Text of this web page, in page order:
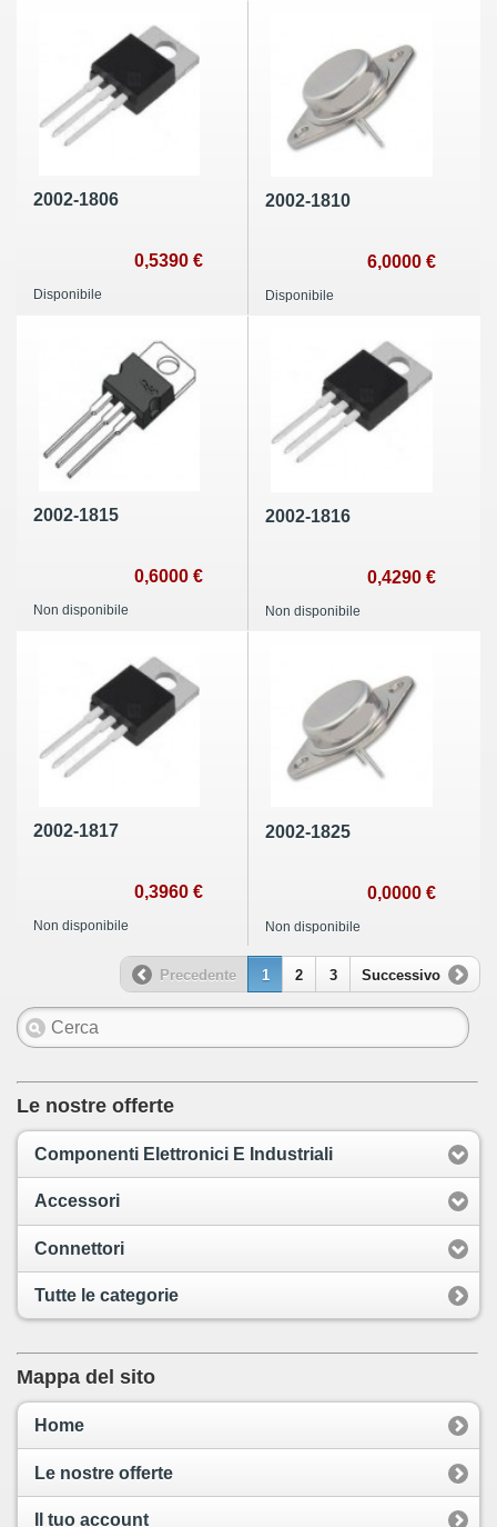
2002-1806
0,5390 €
Disponibile
2002-1810
6,0000 €
Disponibile
2002-1815
0,6000 €
Non disponibile
2002-1816
0,4290 €
Non disponibile
2002-1817
0,3960 €
Non disponibile
2002-1825
0,0000 €
Non disponibile
Precedente 1 2 3 Successivo
Le nostre offerte
Componenti Elettronici E Industriali
Accessori
Connettori
Tutte le categorie
Mappa del sito
Home
Le nostre offerte
Il tuo account